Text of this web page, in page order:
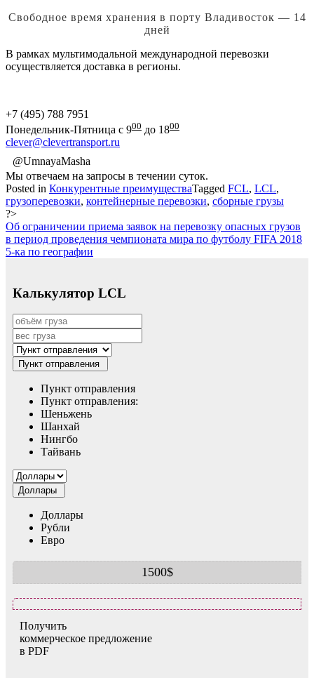
Свободное время хранения в порту Владивосток — 14
дней
В рамках мультимодальной международной перевозки
осуществляется доставка в регионы.
+7 (495) 788 7951
Понедельник-Пятница с 900 до 1800
clever@clevertransport.ru
@UmnayaMasha
Мы отвечаем на запросы в течении суток.
Posted in Конкурентные преимуществаTagged FCL, LCL,
грузоперевозки, контейнерные перевозки, сборные грузы
?>
Навигация
по
Об ограничении приема заявок на перевозку опасных грузов
в период проведения чемпионата мира по футболу FIFA 2018
5-ка по географии
Калькулятор LCL
Пункт отправления
Пункт отправления
Пункт отправления:
Шеньжень
Шанхай
Нингбо
Тайвань
Доллары
Доллары
Рубли
Евро
1500$
Получить
коммерческое предложение
в PDF